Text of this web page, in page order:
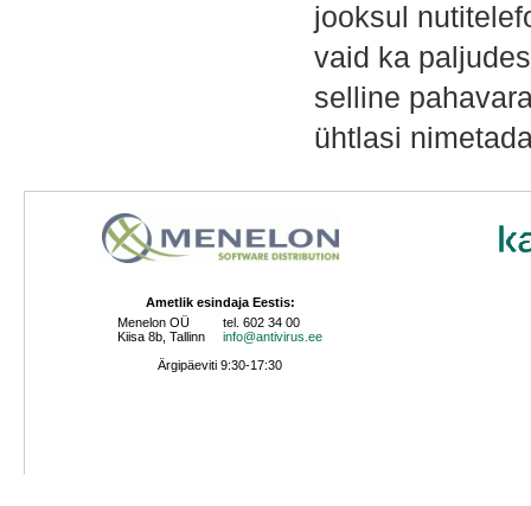
jooksul
vaid ka
selline
ühtlasi
Ametlik esindaja Eestis:
Menelon OÜ
Kiisa 8b, Tallinn
tel. 602 34 00
info@antivirus.ee
Ärgipäeviti 9:30-17:30